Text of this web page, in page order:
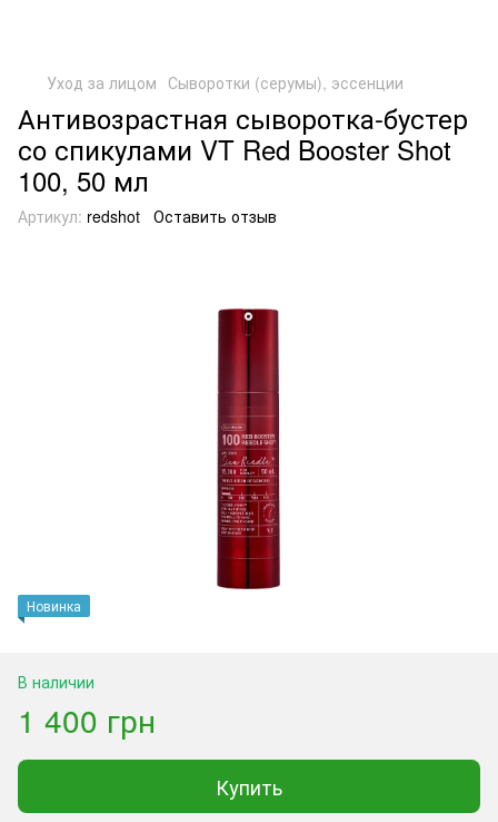
Уход за лицом Сыворотки (серумы), эссенции
Антивозрастная сыворотка-бустер
со спикулами VT Red Booster Shot
100, 50 мл
Артикул: redshot Оставить отзыв
Новинка
В наличии
1 400 грн
Купить